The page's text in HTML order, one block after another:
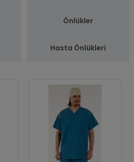
Önlükler
Hasta Önlükleri